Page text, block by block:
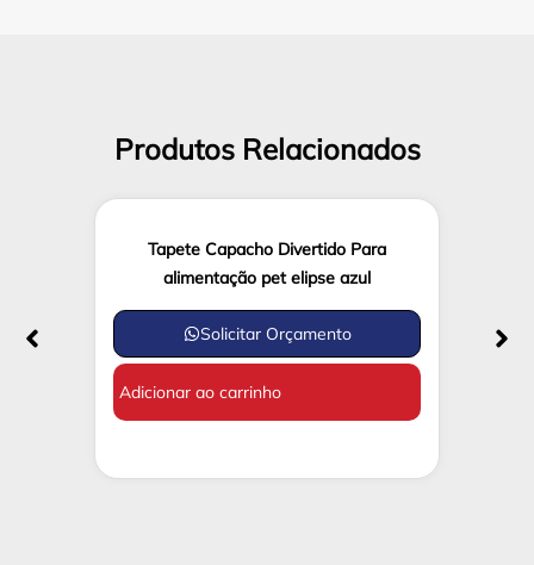
Produtos Relacionados
Tapete Capacho Divertido Para
alimentação pet elipse azul
Solicitar Orçamento
Adicionar ao carrinho